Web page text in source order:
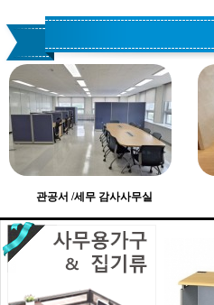
관공서 /세무 감사사무실